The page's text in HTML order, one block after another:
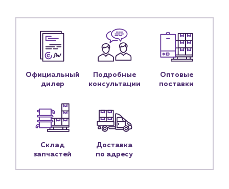
Личный кабинет
Контакты
Контактные данные
Наши партнёры
+7 (918) 070-19-79
Пн – пт: 9:00 – 18:00
sales@profpotok.ru
Официальный
дилер
Подробные
консультации
Оптовые
поставки
Склад
запчастей
Доставка
по адресу